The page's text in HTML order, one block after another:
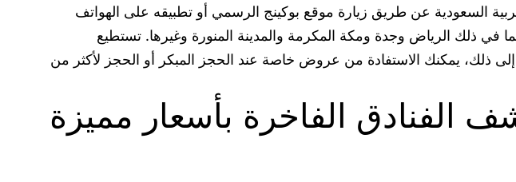
السعودية عن طريق زيارة موقع بوكينج الرسمي أو تطبيقه على الهواتف
ذلك الرياض وجدة ومكة المكرمة والمدينة المنورة وغيرها. تستطيع
بالإضافة إلى ذلك، يمكنك الاستفادة من عروض خاصة عند الحجز المبكر أو الحجز لأكثر من
الفنادق الفاخرة بأسعار مميزة